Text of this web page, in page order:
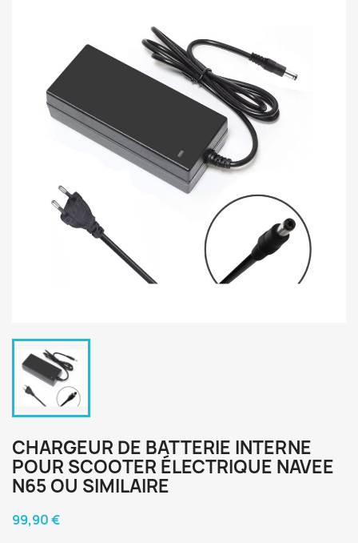
CHARGEUR DE BATTERIE INTERNE
POUR SCOOTER ÉLECTRIQUE NAVEE
N65 OU SIMILAIRE
99,90 €